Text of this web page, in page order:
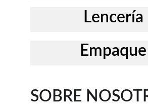
Empaque
Lencería
SOBRE